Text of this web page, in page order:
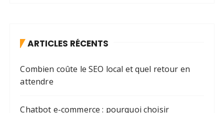
ARTICLES RÉCENTS
Combien coûte le SEO local et quel retour en
attendre
Chatbot e-commerce : pourquoi choisir